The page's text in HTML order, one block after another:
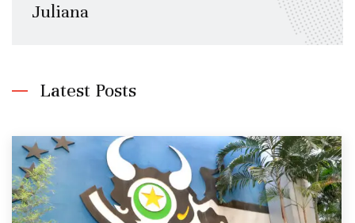
Juliana
Latest Posts